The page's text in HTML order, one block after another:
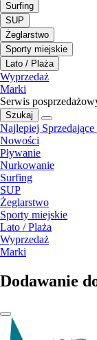
Surfing
SUP
Żeglarstwo
Sporty miejskie
Lato / Plaża
Wyprzedaż
Marki
Serwis
Szukaj
Najlepiej
Nowości
Pływanie
Nurkowanie
Surfing
SUP
Żeglarstwo
Sporty miejskie
Lato / Plaża
Wyprzedaż
Marki
Dodawanie